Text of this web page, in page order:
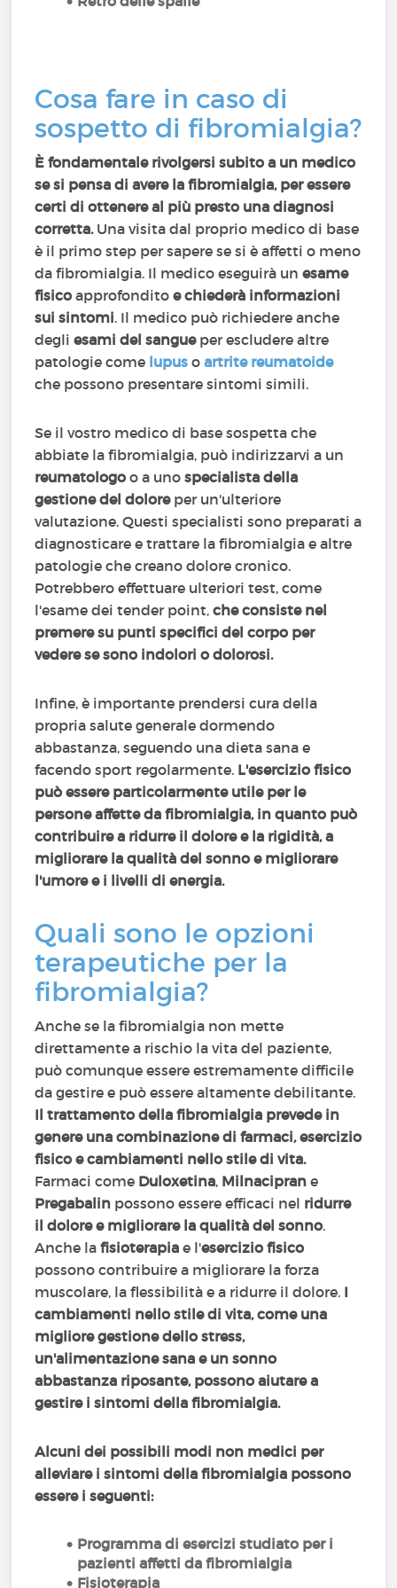
Cosa fare in caso di
sospetto di fibromialgia?
È fondamentale rivolgersi subito a un medico
se si pensa di avere la fibromialgia, per essere
certi di ottenere al più presto una diagnosi
corretta. Una visita dal proprio medico di base
è il primo step per sapere se si è affetti o meno
da fibromialgia. Il medico eseguirà unesame
fisicoapprofonditoe chiederà informazioni
sui sintomi. Il medico può richiedere anche
degliesami del sangue per escludere altre
patologie come lupus o artrite reumatoide
che possono presentare sintomi simili.
Se il vostro medico di base sospetta che
abbiate la fibromialgia, può indirizzarvi a un
reumatologoo a unospecialista della
gestione del dolore per un'ulteriore
valutazione. Questi specialisti sono preparati a
diagnosticare e trattare la fibromialgia e altre
patologie che creano dolore cronico.
Potrebbero effettuare ulteriori test, come
l'esame dei tender point,che consiste nel
premere su punti specifici del corpo per
vedere se sono indolori o dolorosi.
Infine, è importante prendersi cura della
propria salute generale dormendo
abbastanza, seguendo una dieta sana e
facendo sport regolarmente. L'esercizio fisico
può essere particolarmente utile per le
persone affette da fibromialgia, in quanto può
contribuire a ridurre il dolore e la rigidità, a
migliorare la qualità del sonno e migliorare
l'umore e i livelli di energia.
Quali sono le opzioni
terapeutiche per la
fibromialgia?
Anche se la fibromialgia non mette
direttamente a rischio la vita del paziente,
può comunque essere estremamente difficile
da gestire e può essere altamente debilitante.
Il trattamento della fibromialgia prevede in
genere una combinazione di farmaci, esercizio
fisico e cambiamenti nello stile di vita.
Farmaci come Duloxetina, Milnaciprane
Pregabalin possono essere efficaci nel ridurre
il dolore e migliorare la qualità del sonno.
Anche lafisioterapiae l'esercizio fisico
possono contribuire a migliorare la forza
muscolare, la flessibilità e a ridurre il dolore. I
cambiamenti nello stile di vita, come una
migliore gestione dello stress,
un'alimentazione sana e un sonno
abbastanza riposante, possono aiutare a
gestire i sintomi della fibromialgia.
Alcuni dei possibili modi non medici per
alleviare i sintomi della fibromialgia possono
essere i seguenti:
Programma di esercizi studiato per i
pazienti affetti da fibromialgia
Fisioterapia